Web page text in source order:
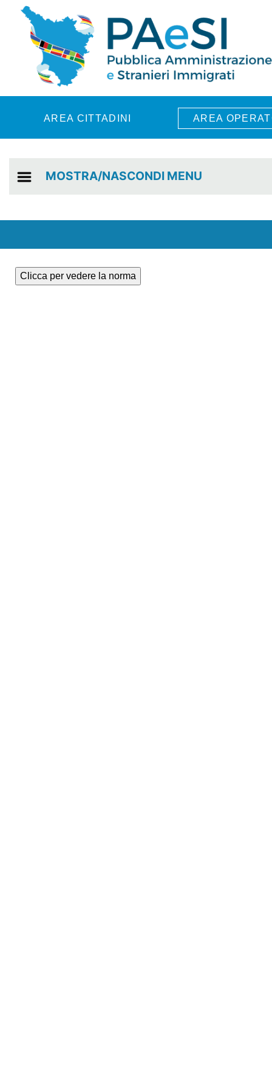
Skip to main content
AREA CITTADINI AREA
MOSTRA/NASCONDI MENU
Clicca per vedere la norma